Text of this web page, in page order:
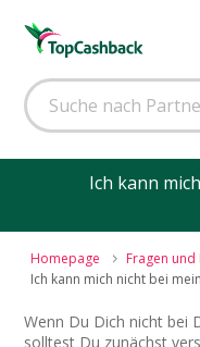
Ich kann
Homepage
Fragen
Ich kann mich nicht bei
Wenn Du Dich nicht bei
solltest Du zunächst